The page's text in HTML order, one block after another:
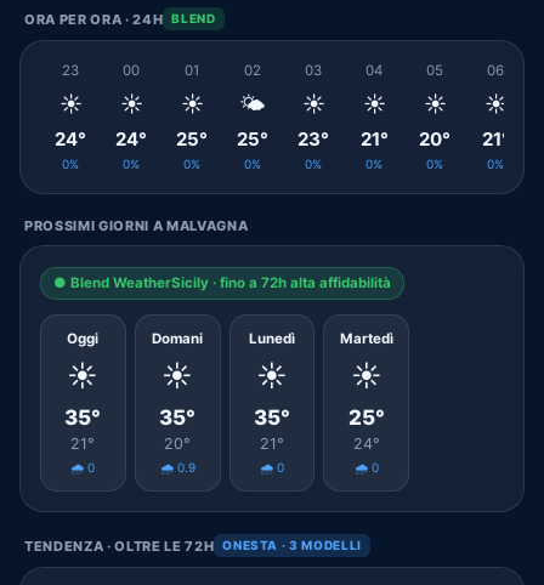
ORA PER ORA · 24H BLEND
23
☀️
24°
0%
00
☀️
24°
0%
01
☀️
25°
0%
02
🌤️
25°
0%
03
☀️
23°
0%
04
☀️
21°
0%
05
☀️
20°
0%
06
☀️
21°
0%
PROSSIMI GIORNI A MALVAGNA
● Blend WeatherSicily · fino a 72h alta affidabilità
Oggi
☀️
35°
21°
🌧️ 0
Domani
☀️
35°
20°
🌧️ 0.9
Lunedì
☀️
35°
21°
🌧️ 0
Martedì
☀️
25°
24°
🌧️ 0
TENDENZA · OLTRE LE 72H ONESTA · 3 MODELLI